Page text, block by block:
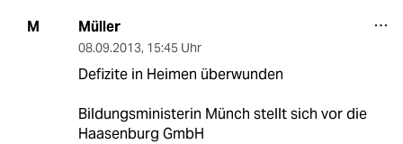
M Müller
08.09.2013, 15:45 Uhr
Defizite in Heimen überwunden
Bildungsministerin Münch stellt sich vor die
Haasenburg GmbH